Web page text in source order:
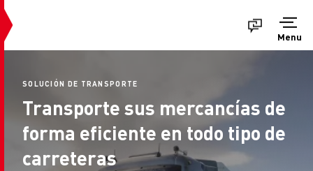
Menu
SOLUCIÓN DE TRANSPORTE
Transporte sus mercancías de
forma eficiente en todo tipo de
carreteras